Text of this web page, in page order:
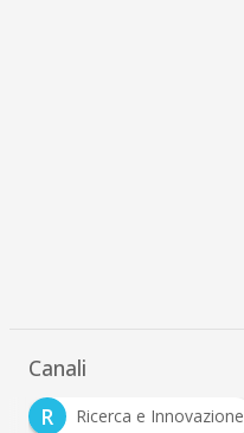
Canali
R
Ricerca e Innovazione